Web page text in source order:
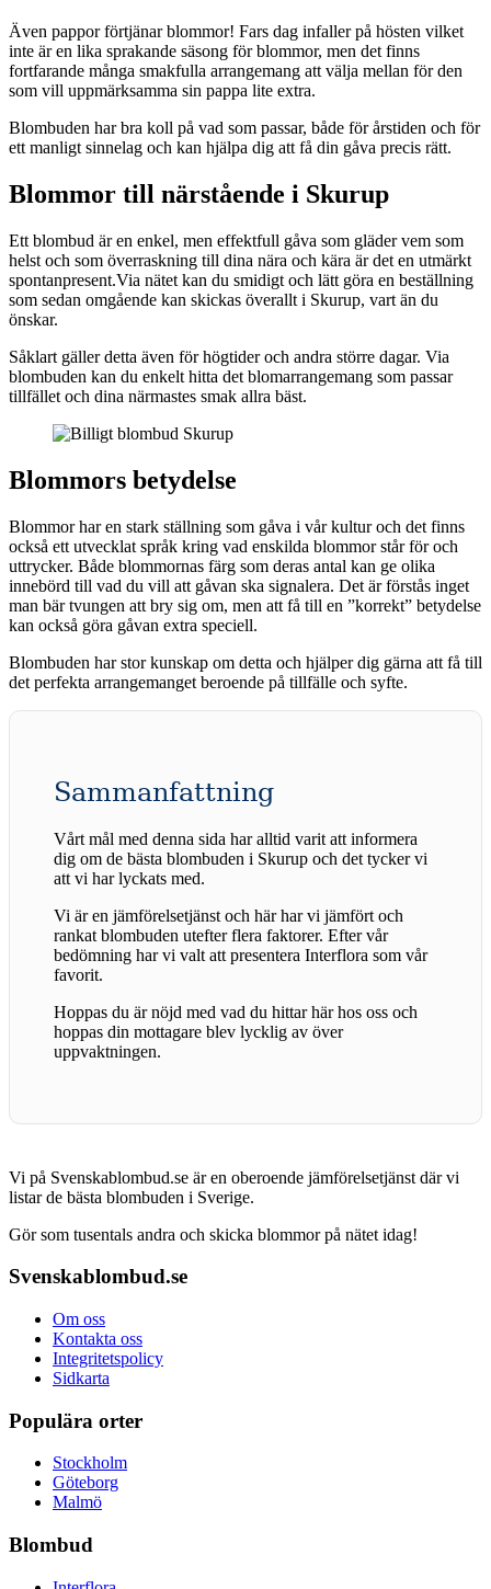
Även pappor förtjänar blommor! Fars dag infaller på hösten vilket
inte är en lika sprakande säsong för blommor, men det finns
fortfarande många smakfulla arrangemang att välja mellan för den
som vill uppmärksamma sin pappa lite extra.
Blombuden har bra koll på vad som passar, både för årstiden och för
ett manligt sinnelag och kan hjälpa dig att få din gåva precis rätt.
Blommor till närstående i Skurup
Ett blombud är en enkel, men effektfull gåva som gläder vem som
helst och som överraskning till dina nära och kära är det en utmärkt
spontanpresent.Via nätet kan du smidigt och lätt göra en beställning
som sedan omgående kan skickas överallt i Skurup, vart än du
önskar.
Såklart gäller detta även för högtider och andra större dagar. Via
blombuden kan du enkelt hitta det blomarrangemang som passar
tillfället och dina närmastes smak allra bäst.
Blommors betydelse
Blommor har en stark ställning som gåva i vår kultur och det finns
också ett utvecklat språk kring vad enskilda blommor står för och
uttrycker. Både blommornas färg som deras antal kan ge olika
innebörd till vad du vill att gåvan ska signalera. Det är förstås inget
man bär tvungen att bry sig om, men att få till en ”korrekt” betydelse
kan också göra gåvan extra speciell.
Blombuden har stor kunskap om detta och hjälper dig gärna att få till
det perfekta arrangemanget beroende på tillfälle och syfte.
Sammanfattning
Vårt mål med denna sida har alltid varit att informera
dig om de bästa blombuden i Skurup och det tycker vi
att vi har lyckats med.
Vi är en jämförelsetjänst och här har vi jämfört och
rankat blombuden utefter flera faktorer. Efter vår
bedömning har vi valt att presentera Interflora som vår
favorit.
Hoppas du är nöjd med vad du hittar här hos oss och
hoppas din mottagare blev lycklig av över
uppvaktningen.
Vi på Svenskablombud.se är en oberoende jämförelsetjänst där vi
listar de bästa blombuden i Sverige.
Gör som tusentals andra och skicka blommor på nätet idag!
Svenskablombud.se
Om oss
Kontakta oss
Integritetspolicy
Sidkarta
Populära orter
Stockholm
Göteborg
Malmö
Blombud